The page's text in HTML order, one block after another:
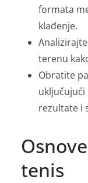
formata
klađenje.
terenu
Obratite
rezultate i
tenis